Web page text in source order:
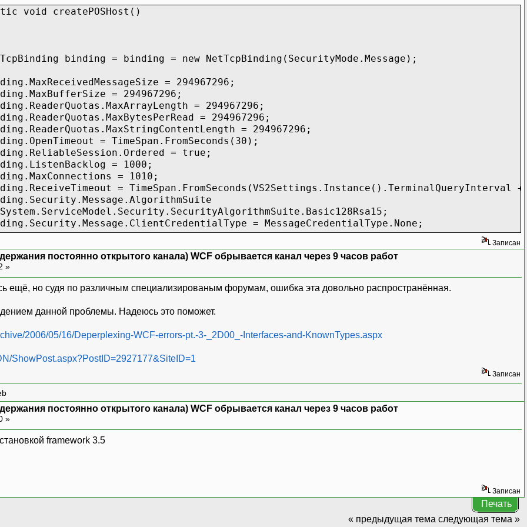
= MessageCredentialType.None;
ad = new EndpointAddress(
binding, ad);
=
ex)
ex);
createPOSHost()
= binding = new NetTcpBinding(SecurityMode.Message);
= 294967296;
= 294967296;
= 294967296;
= 294967296;
= 294967296;
= TimeSpan.FromSeconds(30);
= true;
= 1000;
= 1010;
= TimeSpan.FromSeconds(VS2Settings.Instance().TerminalQueryInterval +
= MessageCredentialType.None;
ServiceHost(typeof(POSService));
LSIP));
= new X509Certificate2(Certs.VS2CAFE,
stb = new ServiceThrottlingBehavior();
= 1010;
= 1010;
+= new EventHandler(_posHost_Faulted);
ex)
Записан
постоянно открытого канала) WCF обрывается канал через 9 часов работ
»
ещё, но судя по различным специализированым форумам, ошибка эта довольно распространённая.
данной проблемы. Надеюсь это поможет.
2006/05/16/Deperplexing-WCF-errors-pt.-3-_2D00_-Interfaces-and-KnownTypes.aspx
ShowPost.aspx?PostID=2927177&SiteID=1
Записан
постоянно открытого канала) WCF обрывается канал через 9 часов работ
»
framework 3.5
Записан
Печать
« предыдущая тема следующая тема »